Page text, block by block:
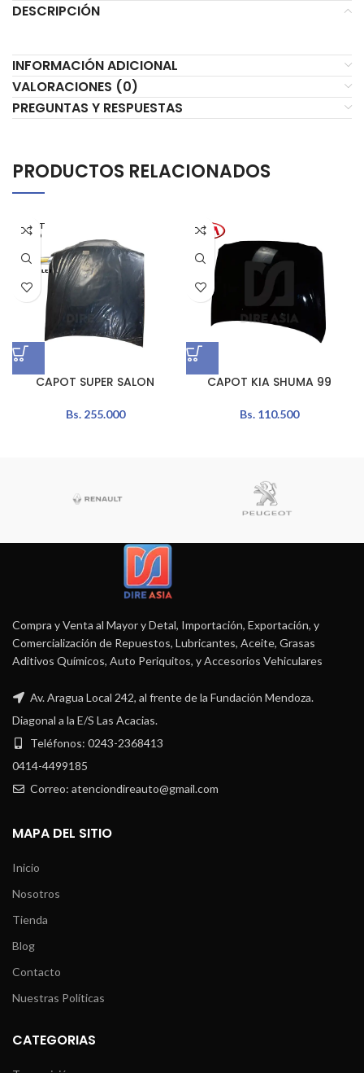
DESCRIPCIÓN
INFORMACIÓN ADICIONAL
VALORACIONES (0)
PREGUNTAS Y RESPUESTAS
PRODUCTOS RELACIONADOS
AGOT
ADO
CAPOT SUPER SALON
Bs.255.000
CAPOT KIA SHUMA 99
Bs.110.500
Compra y Venta al Mayor y Detal, Importación, Exportación, y
Comercialización de Repuestos, Lubricantes, Aceite, Grasas
Aditivos Químicos, Auto Periquitos, y Accesorios Vehiculares
Av. Aragua Local 242, al frente de la Fundación Mendoza.
Diagonal a la E/S Las Acacias.
Teléfonos: 0243-2368413
0414-4499185
Correo: atenciondireauto@gmail.com
MAPA DEL SITIO
Inicio
Nosotros
Tienda
Blog
Contacto
Nuestras Políticas
CATEGORIAS